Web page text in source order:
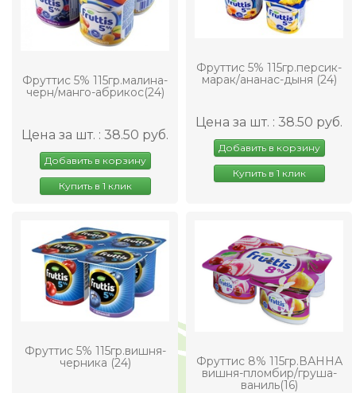
Фруттис 5% 115гр.малина-
черн/манго-абрикос(24)
Цена за шт. : 38.50 руб.
Добавить в корзину
Купить в 1 клик
Фруттис 5% 115гр.персик-
марак/ананас-дыня (24)
Цена за шт. : 38.50 руб.
Добавить в корзину
Купить в 1 клик
Фруттис 5% 115гр.вишня-
черника (24)
Фруттис 8% 115гр.ВАННА
вишня-пломбир/груша-
ваниль(16)